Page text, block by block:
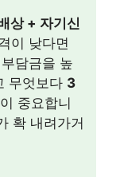
상 + 자기신
이 낮다면
담금을 높
무엇보다 3
중요합니
확 내려가거